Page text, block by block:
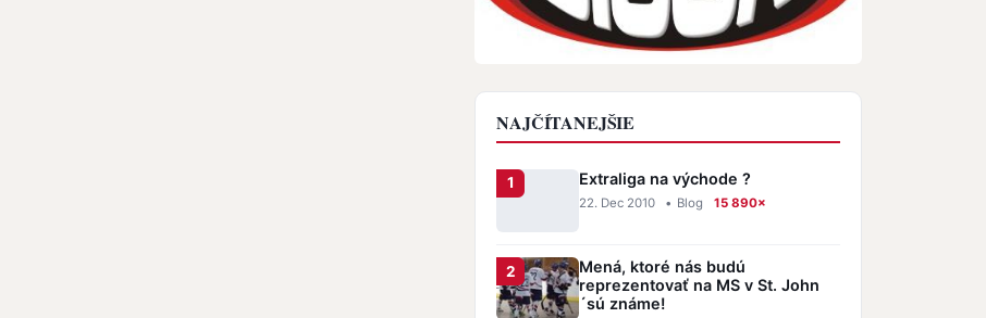
NAJČÍTANEJŠIE
Extraliga na východe ?
22. Dec 2010 • Blog 15 890×
Mená, ktoré nás budú
reprezentovať na MS v St. John
´sú známe!